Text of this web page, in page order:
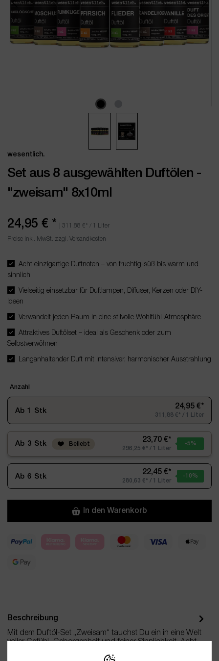
wesentlich.
Set aus 8 ausgewählten Duftölen -
"zweisam" 8x10ml
24,95 € * 311,88 € * / 1 Liter
Preise inkl. MwSt. zzgl. Versandkosten
Acht einzigartige Duftnoten – von fruchtig-süß bis warm und
sinnlich
Vielseitig einsetzbar für Duftlampen, Diffuser, Kerzen oder DIY-
Ideen
Verwandelt jeden Raum in eine stilvolle Wohlfühl-Atmosphäre
Attraktives Duftölset – ideal als Geschenk oder zum
Selbstverwöhnen
Langanhaltender Duft mit intensiver, harmonischer Ausstrahlung
Anzahl
Ab 1 Stk
24,95 €*
311,88 €* / 1 Liter
Ab 3 Stk Beliebt
23,70 €*
296,25 €* / 1 Liter
-5%
Ab 6 Stk
22,45 €*
280,63 €* / 1 Liter
-10%
In den Warenkorb
Beschreibung
Mit dem Duftöl-Set „Zweisam“ tauchst Du ein in eine Welt
voller Gefühl, Geborgenheit und feiner Sinnlichkeit. Acht…